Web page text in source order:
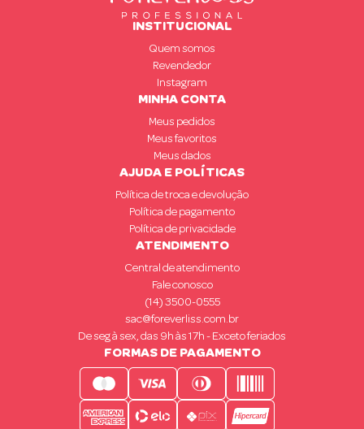
INSTITUCIONAL
Quem somos
Revendedor
Instagram
MINHA CONTA
Meus pedidos
Meus favoritos
Meus dados
AJUDA E POLÍTICAS
Política de troca e devolução
Política de pagamento
Política de privacidade
ATENDIMENTO
Central de atendimento
Fale conosco
(14) 3500-0555
sac@foreverliss.com.br
De seg à sex, das 9h às 17h - Exceto feriados
FORMAS DE PAGAMENTO